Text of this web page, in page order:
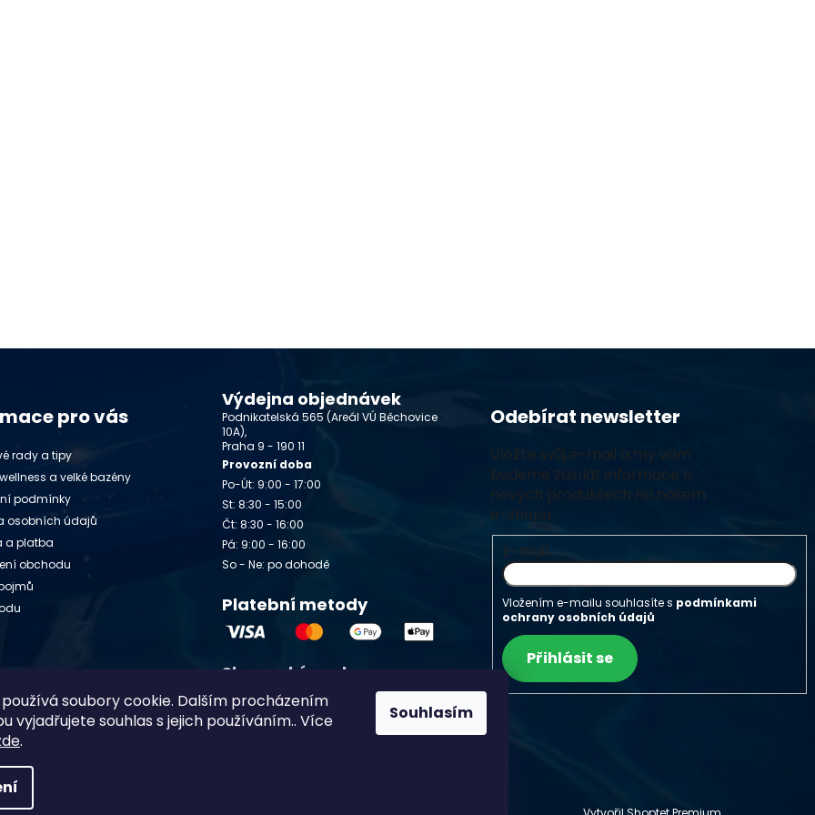
soubory cookie. Dalším procházením
vyjadřujete souhlas s jejich používáním.. Více
.
Souhlasím
pro vás
rady a tipy
a velké bazény
podmínky
osobních údajů
a platba
obchodu
Výdejna objednávek
Podnikatelská 565 (Areál VÚ Běchovice
10A),
Praha 9 - 190 11
Provozní doba
Po-Út: 9:00 - 17:00
St: 8:30 - 15:00
Čt: 8:30 - 16:00
Pá: 9:00 - 16:00
So - Ne: po dohodě
Platební metody
Slovenský e-shop
Chlorito.sk
Odebírat newsletter
Vložte svůj e-mail a my vám
budeme zasílat informace o
nových produktech na našem
e-shopu.
E-mail
Vložením e-mailu souhlasíte s podmínkami
ochrany osobních údajů
Přihlásit se